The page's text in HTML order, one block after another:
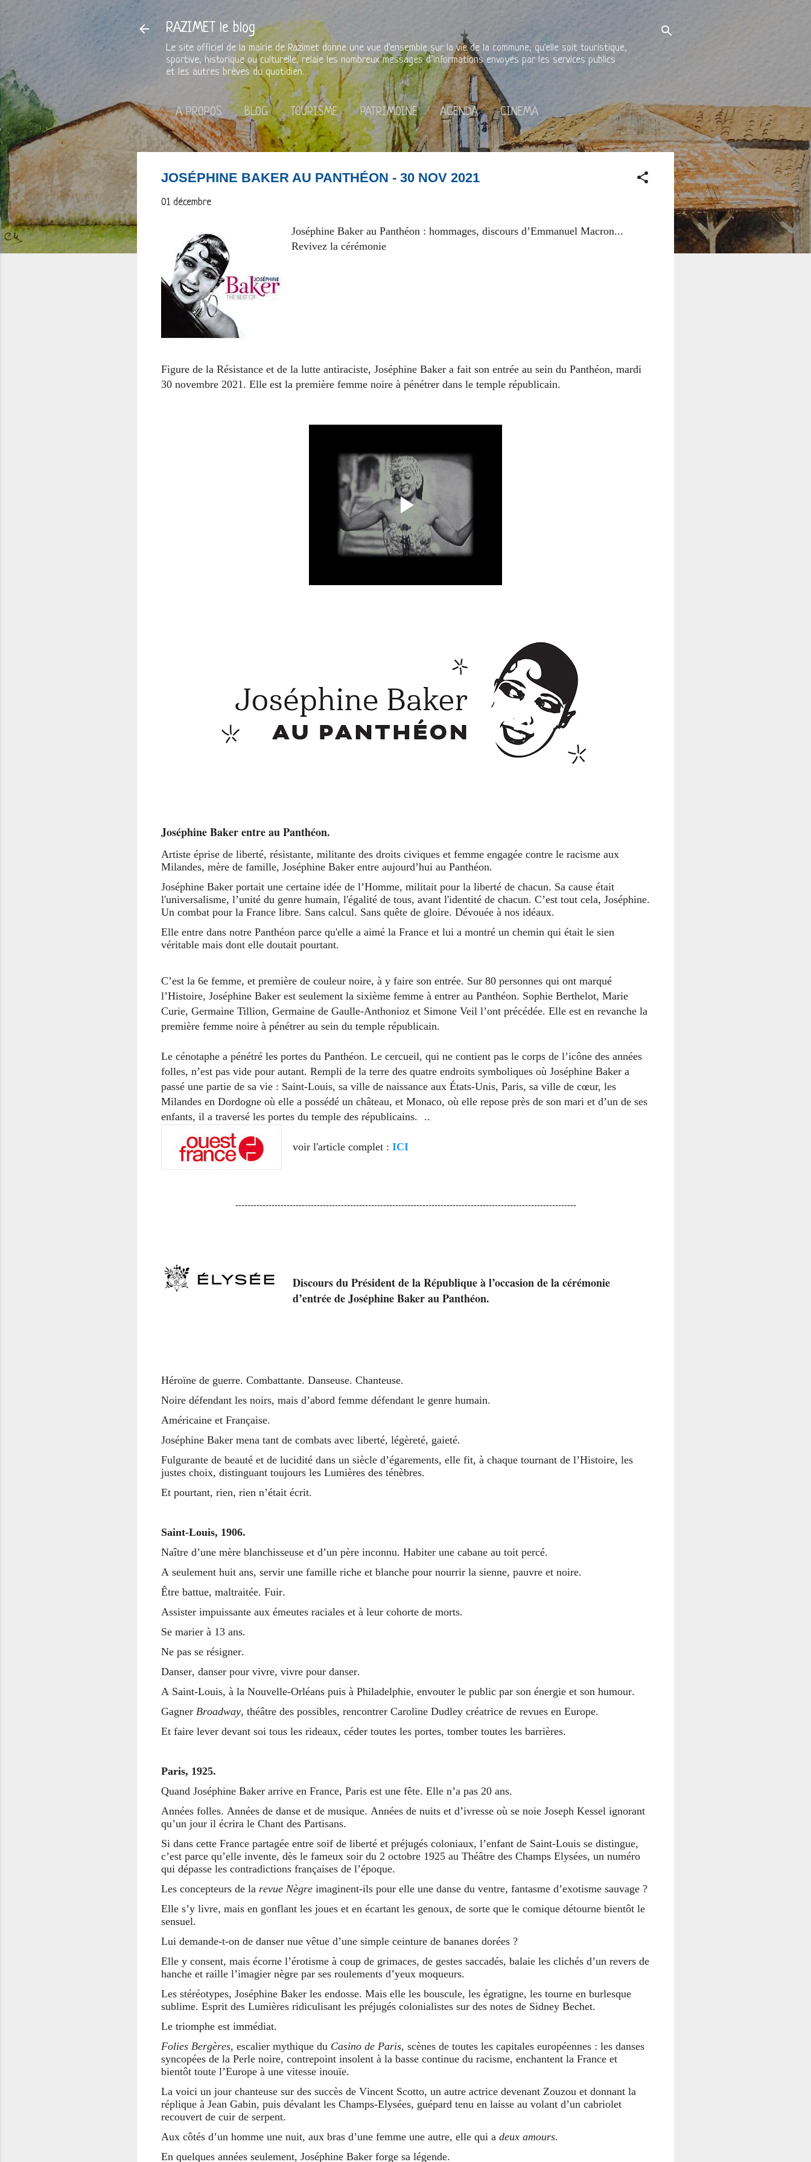
RAZIMET le blog
Le site officiel de la mairie de Razimet donne une vue d'ensemble sur la vie de la commune, qu'elle soit touristique,
sportive, historique ou culturelle, relaie les nombreux messages d’informations envoyés par les services publics
et les autres brèves du quotidien.
A PROPOS BLOG TOURISME PATRIMOINE AGENDA CINEMA
JOSÉPHINE BAKER AU PANTHÉON - 30 NOV 2021
01 décembre
Joséphine Baker au Panthéon : hommages, discours d’Emmanuel Macron...
Revivez la cérémonie
Figure de la Résistance et de la lutte antiraciste, Joséphine Baker a fait son entrée au sein du Panthéon, mardi
30 novembre 2021. Elle est la première femme noire à pénétrer dans le temple républicain.
Joséphine Baker entre au Panthéon.
Artiste éprise de liberté, résistante, militante des droits civiques et femme engagée contre le racisme aux
Milandes, mère de famille, Joséphine Baker entre aujourd’hui au Panthéon.
Joséphine Baker portait une certaine idée de l’Homme, militait pour la liberté de chacun. Sa cause était
l'universalisme, l’unité du genre humain, l'égalité de tous, avant l'identité de chacun. C’est tout cela, Joséphine.
Un combat pour la France libre. Sans calcul. Sans quête de gloire. Dévouée à nos idéaux.
Elle entre dans notre Panthéon parce qu'elle a aimé la France et lui a montré un chemin qui était le sien
véritable mais dont elle doutait pourtant.
C’est la 6e femme, et première de couleur noire, à y faire son entrée. Sur 80 personnes qui ont marqué
l’Histoire, Joséphine Baker est seulement la sixième femme à entrer au Panthéon. Sophie Berthelot, Marie
Curie, Germaine Tillion, Germaine de Gaulle-Anthonioz et Simone Veil l’ont précédée. Elle est en revanche la
première femme noire à pénétrer au sein du temple républicain.
Le cénotaphe a pénétré les portes du Panthéon. Le cercueil, qui ne contient pas le corps de l’icône des années
folles, n’est pas vide pour autant. Rempli de la terre des quatre endroits symboliques où Joséphine Baker a
passé une partie de sa vie : Saint-Louis, sa ville de naissance aux États-Unis, Paris, sa ville de cœur, les
Milandes en Dordogne où elle a possédé un château, et Monaco, où elle repose près de son mari et d’un de ses
enfants, il a traversé les portes du temple des républicains. ..
voir l'article complet : ICI
-----------------------------------------------------------------------------------------------------------------
Discours du Président de la République à l’occasion de la cérémonie
d’entrée de Joséphine Baker au Panthéon.
Héroïne de guerre. Combattante. Danseuse. Chanteuse.
Noire défendant les noirs, mais d’abord femme défendant le genre humain.
Américaine et Française.
Joséphine Baker mena tant de combats avec liberté, légèreté, gaieté.
Fulgurante de beauté et de lucidité dans un siècle d’égarements, elle fit, à chaque tournant de l’Histoire, les
justes choix, distinguant toujours les Lumières des ténèbres.
Et pourtant, rien, rien n’était écrit.
Saint-Louis, 1906.
Naître d’une mère blanchisseuse et d’un père inconnu. Habiter une cabane au toit percé.
A seulement huit ans, servir une famille riche et blanche pour nourrir la sienne, pauvre et noire.
Être battue, maltraitée. Fuir.
Assister impuissante aux émeutes raciales et à leur cohorte de morts.
Se marier à 13 ans.
Ne pas se résigner.
Danser, danser pour vivre, vivre pour danser.
A Saint-Louis, à la Nouvelle-Orléans puis à Philadelphie, envouter le public par son énergie et son humour.
Gagner Broadway, théâtre des possibles, rencontrer Caroline Dudley créatrice de revues en Europe.
Et faire lever devant soi tous les rideaux, céder toutes les portes, tomber toutes les barrières.
Paris, 1925.
Quand Joséphine Baker arrive en France, Paris est une fête. Elle n’a pas 20 ans.
Années folles. Années de danse et de musique. Années de nuits et d’ivresse où se noie Joseph Kessel ignorant
qu’un jour il écrira le Chant des Partisans.
Si dans cette France partagée entre soif de liberté et préjugés coloniaux, l’enfant de Saint-Louis se distingue,
c’est parce qu’elle invente, dès le fameux soir du 2 octobre 1925 au Théâtre des Champs Elysées, un numéro
qui dépasse les contradictions françaises de l’époque.
Les concepteurs de la revue Nègre imaginent-ils pour elle une danse du ventre, fantasme d’exotisme sauvage ?
Elle s’y livre, mais en gonflant les joues et en écartant les genoux, de sorte que le comique détourne bientôt le
sensuel.
Lui demande-t-on de danser nue vêtue d’une simple ceinture de bananes dorées ?
Elle y consent, mais écorne l’érotisme à coup de grimaces, de gestes saccadés, balaie les clichés d’un revers de
hanche et raille l’imagier nègre par ses roulements d’yeux moqueurs.
Les stéréotypes, Joséphine Baker les endosse. Mais elle les bouscule, les égratigne, les tourne en burlesque
sublime. Esprit des Lumières ridiculisant les préjugés colonialistes sur des notes de Sidney Bechet.
Le triomphe est immédiat.
Folies Bergères, escalier mythique du Casino de Paris, scènes de toutes les capitales européennes : les danses
syncopées de la Perle noire, contrepoint insolent à la basse continue du racisme, enchantent la France et
bientôt toute l’Europe à une vitesse inouïe.
La voici un jour chanteuse sur des succès de Vincent Scotto, un autre actrice devenant Zouzou et donnant la
réplique à Jean Gabin, puis dévalant les Champs-Elysées, guépard tenu en laisse au volant d’un cabriolet
recouvert de cuir de serpent.
Aux côtés d’un homme une nuit, aux bras d’une femme une autre, elle qui a deux amours.
En quelques années seulement, Joséphine Baker forge sa légende.